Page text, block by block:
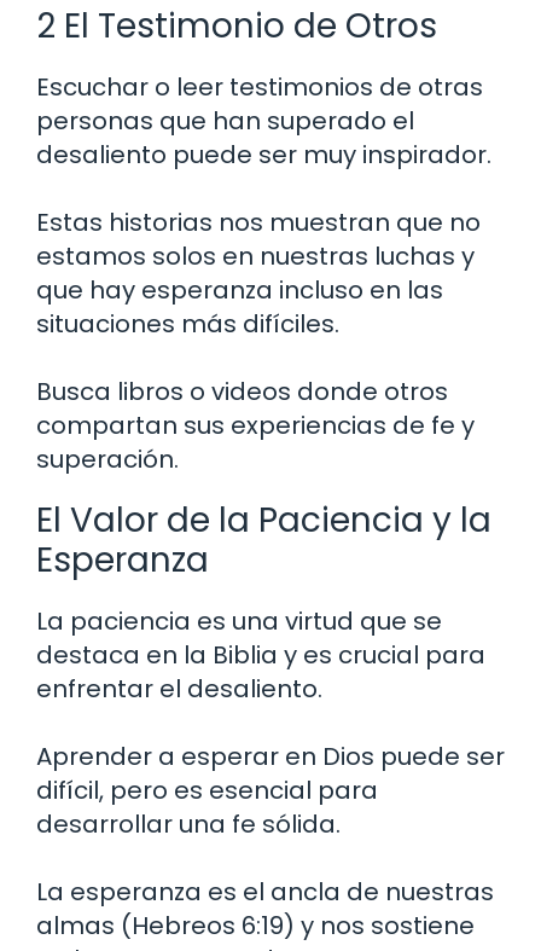
2 El Testimonio de Otros
Escuchar o leer testimonios de otras
personas que han superado el
desaliento puede ser muy inspirador.
Estas historias nos muestran que no
estamos solos en nuestras luchas y
que hay esperanza incluso en las
situaciones más difíciles.
Busca libros o videos donde otros
compartan sus experiencias de fe y
superación.
El Valor de la Paciencia y la
Esperanza
La paciencia es una virtud que se
destaca en la Biblia y es crucial para
enfrentar el desaliento.
Aprender a esperar en Dios puede ser
difícil, pero es esencial para
desarrollar una fe sólida.
La esperanza es el ancla de nuestras
almas (Hebreos 6:19) y nos sostiene